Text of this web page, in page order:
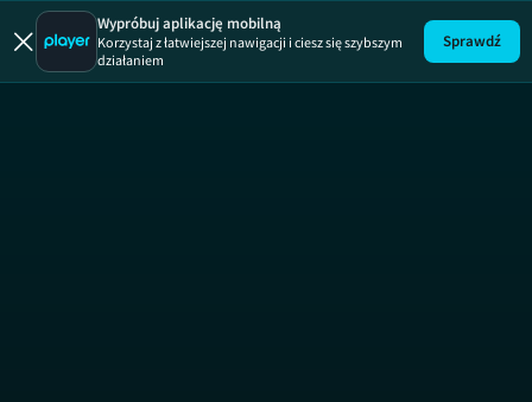
Wypróbuj aplikację mobilną
Korzystaj z łatwiejszej nawigacji i ciesz się szybszym
działaniem
Sprawdź